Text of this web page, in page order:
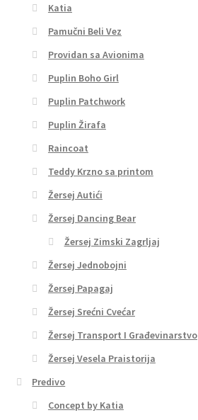
Katia
Pamučni Beli Vez
Providan sa Avionima
Puplin Boho Girl
Puplin Patchwork
Puplin Žirafa
Raincoat
Teddy Krzno sa printom
Žersej Autići
Žersej Dancing Bear
Žersej Zimski Zagrljaj
Žersej Jednobojni
Žersej Papagaj
Žersej Srećni Cvećar
Žersej Transport I Građevinarstvo
Žersej Vesela Praistorija
Predivo
Concept by Katia